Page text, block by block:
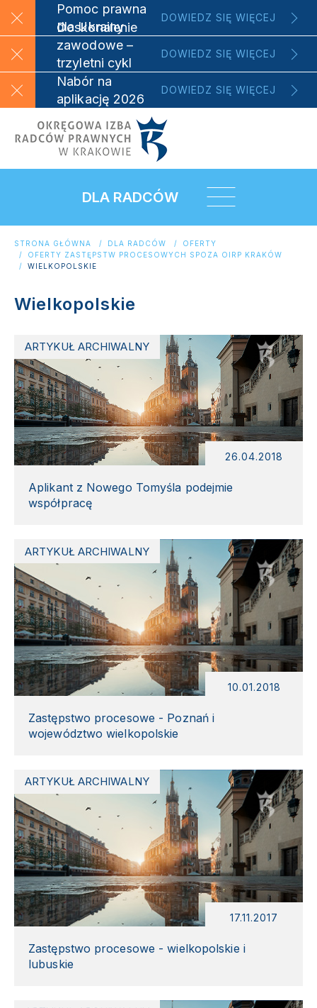
Pomoc prawna
dla Ukrainy
DOWIEDZ SIĘ WIĘCEJ
Doskonalenie
zawodowe –
trzyletni cykl
szkoleniowy
DOWIEDZ SIĘ WIĘCEJ
Nabór na
aplikację 2026
DOWIEDZ SIĘ WIĘCEJ
DLA RADCÓW
STRONA GŁÓWNA DLA RADCÓW
OFERTY
OFERTY ZASTĘPSTW PROCESOWYCH SPOZA OIRP KRAKÓW
WIELKOPOLSKIE
Wielkopolskie
ARTYKUŁ ARCHIWALNY
26.04.2018
Aplikant z Nowego Tomyśla podejmie
współpracę
ARTYKUŁ ARCHIWALNY
10.01.2018
Zastępstwo procesowe - Poznań i
województwo wielkopolskie
ARTYKUŁ ARCHIWALNY
17.11.2017
Zastępstwo procesowe - wielkopolskie i
lubuskie